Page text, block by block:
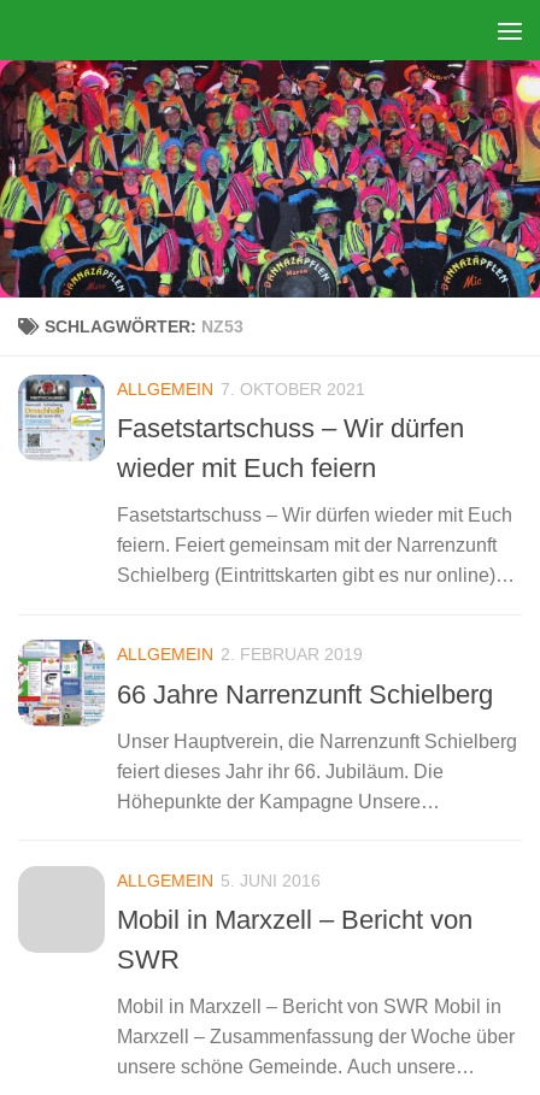
SCHLAGWÖRTER: NZ53
ALLGEMEIN 7. OKTOBER 2021
Fasetstartschuss – Wir dürfen
wieder mit Euch feiern
Fasetstartschuss – Wir dürfen wieder mit Euch
feiern. Feiert gemeinsam mit der Narrenzunft
Schielberg (Eintrittskarten gibt es nur online)
geht es wie...
ALLGEMEIN 2. FEBRUAR 2019
66 Jahre Narrenzunft Schielberg
Unser Hauptverein, die Narrenzunft Schielberg
feiert dieses Jahr ihr 66. Jubiläum. Die
Höhepunkte der Kampagne Unsere
Schielberger Faset ein, unter...
ALLGEMEIN 5. JUNI 2016
Mobil in Marxzell – Bericht von
SWR
Mobil in Marxzell – Bericht von SWR Mobil in
Marxzell – Zusammenfassung der Woche über
unsere schöne Gemeinde. Auch unsere